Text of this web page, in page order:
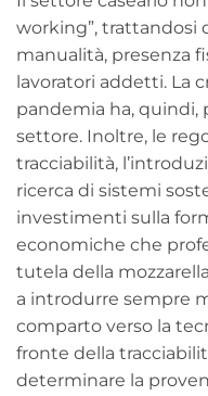
working”, trattandosi
manualità, presenza
lavoratori addetti. La
pandemia ha,
settore. Inoltre, le
tracciabilità,
ricerca di sistemi
investimenti sulla
economiche che
tutela della
a introdurre sempre
comparto verso la
fronte della
determinare la